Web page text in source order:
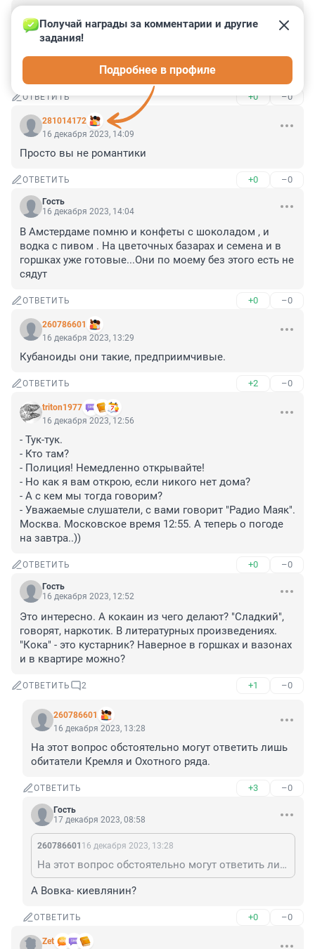
16 декабря 2023, 17:07
назвали краснодарцем, хорошо, связали с местом,
откуда прибыл...а иностранцев почему оставляете без
места ?иностранцы-и всё? чего боитесь?
ОТВЕТИТЬ +0 –0
281014172
Получай награды за комментарии и другие
задания!
Подробнее в профиле
16 декабря 2023, 14:09
Просто вы не романтики
ОТВЕТИТЬ +0 –0
Гость
16 декабря 2023, 14:04
В Амстердаме помню и конфеты с шоколадом , и
водка с пивом . На цветочных базарах и семена и в
горшках уже готовые...Они по моему без этого есть не
сядут
ОТВЕТИТЬ +0 –0
260786601
16 декабря 2023, 13:29
Кубаноиды они такие, предприимчивые.
ОТВЕТИТЬ +2 –0
triton1977
16 декабря 2023, 12:56
- Тук-тук.
- Кто там?
- Полиция! Немедленно открывайте!
- Но как я вам открою, если никого нет дома?
- А с кем мы тогда говорим?
- Уважаемые слушатели, с вами говорит "Радио Маяк".
Москва. Московское время 12:55. А теперь о погоде
на завтра..))
ОТВЕТИТЬ +0 –0
Гость
16 декабря 2023, 12:52
Это интересно. А кокаин из чего делают? "Сладкий",
говорят, наркотик. В литературных произведениях.
"Кока" - это кустарник? Наверное в горшках и вазонах
и в квартире можно?
ОТВЕТИТЬ 2 +1 –0
260786601
16 декабря 2023, 13:28
На этот вопрос обстоятельно могут ответить лишь
обитатели Кремля и Охотного ряда.
ОТВЕТИТЬ +3 –0
Гость
17 декабря 2023, 08:58
260786601 16 декабря 2023, 13:28
На этот вопрос обстоятельно могут ответить лишь обитатели Кремля и Охотного ряда.
А Вовка- киевлянин?
ОТВЕТИТЬ +0 –0
Zet